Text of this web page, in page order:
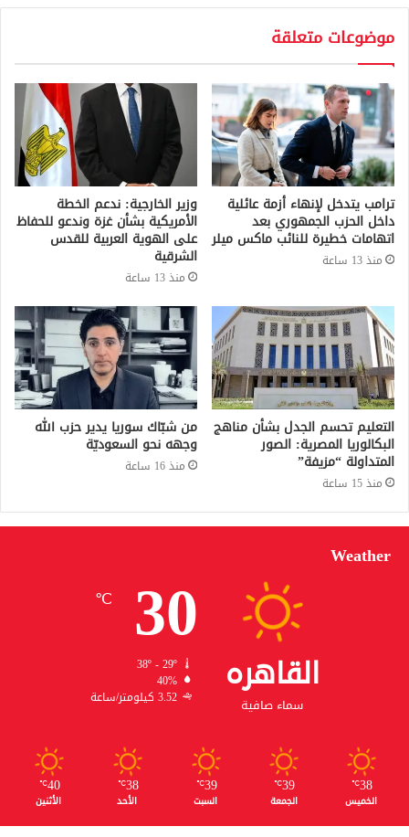
موضوعات متعلقة
ترامب يتدخل لإنهاء أزمة عائلية
داخل الحزب الجمهوري بعد
اتهامات خطيرة للنائب ماكس ميلر
منذ 13 ساعة
وزير الخارجية: ندعم الخطة
الأمريكية بشأن غزة وندعو للحفاظ
على الهوية العربية للقدس
الشرقية
منذ 13 ساعة
التعليم تحسم الجدل بشأن مناهج
البكالوريا المصرية: الصور
المتداولة “مزيفة”
منذ 15 ساعة
من شبّاك سوريا يدير حزب الله
وجهه نحو السعوديّة
منذ 16 ساعة
Weather
القاهره
سماء صافية
30
℃
38º - 29º
40%
3.52 كيلومتر/ساعة
38
℃
الخميس
39
℃
الجمعة
39
℃
السبت
38
℃
الأحد
40
℃
الأثنين